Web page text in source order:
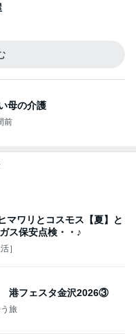
母の介護
前
マワリとコスモス【夏】と
ス保安点検・・♪
］
港フェスタ金沢2026③
旅